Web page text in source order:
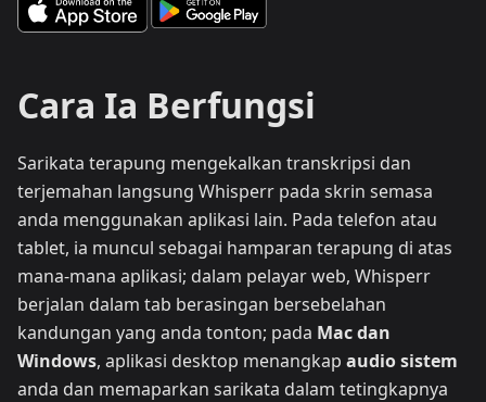
Cara Ia Berfungsi
Sarikata terapung mengekalkan transkripsi dan
terjemahan langsung Whisperr pada skrin semasa
anda menggunakan aplikasi lain. Pada telefon atau
tablet, ia muncul sebagai hamparan terapung di atas
mana-mana aplikasi; dalam pelayar web, Whisperr
berjalan dalam tab berasingan bersebelahan
kandungan yang anda tonton; pada Mac dan
Windows, aplikasi desktop menangkap audio sistem
anda dan memaparkan sarikata dalam tetingkapnya